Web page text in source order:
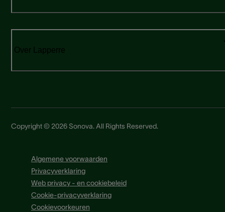
Over Lapperre
Copyright © 2026 Sonova. All Rights Reserved.
Algemene voorwaarden
Privacyverklaring
Web privacy - en cookiebeleid
Cookie-privacyverklaring
Cookievoorkeuren